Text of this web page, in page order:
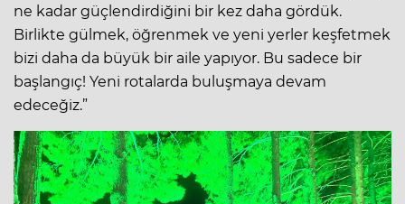
ne kadar güçlendirdiğini bir kez daha gördük.
Birlikte gülmek, öğrenmek ve yeni yerler keşfetmek
bizi daha da büyük bir aile yapıyor. Bu sadece bir
başlangıç! Yeni rotalarda buluşmaya devam
edeceğiz.”